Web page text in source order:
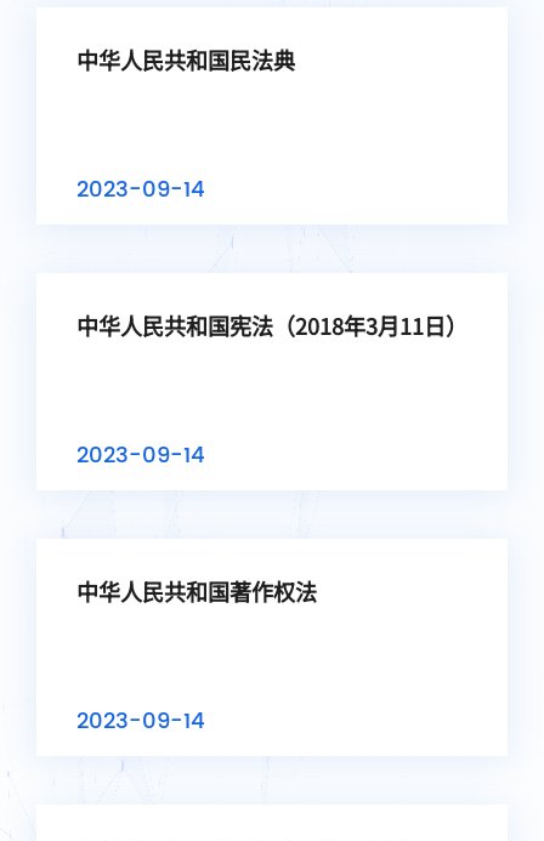
中华人民共和国民法典
2023-09-14
中华人民共和国宪法（2018年3月11日）
2023-09-14
中华人民共和国著作权法
2023-09-14